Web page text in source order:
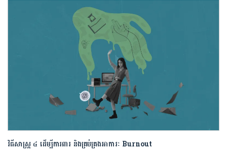
វិធីសាស្រ្ត ៤ ​ដើម្បី​ការពារ និងគ្រប់គ្រង​អាការៈ Burnout